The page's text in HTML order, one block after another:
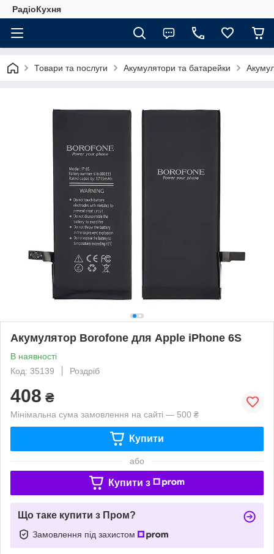
РадіоКухня
Товари та послуги Акумулятори та батарейки
Акумулятор Borofone для Apple iPhone 6S
В наявності
Код: 35139
Роздріб
408 ₴
Мінімальна сума замовлення на сайті — 500 ₴
Купити
або
Купити з
Що таке купити з Пром?
Замовлення під захистом